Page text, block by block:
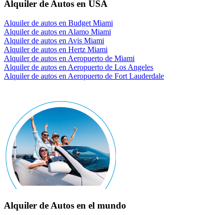
Alquiler de Autos en USA
Alquiler de autos en Budget Miami
Alquiler de autos en Alamo Miami
Alquiler de autos en Avis Miami
Alquiler de autos en Hertz Miami
Alquiler de autos en Aeropuerto de Miami
Alquiler de autos en Aeropuerto de Los Angeles
Alquiler de autos en Aeropuerto de Fort Lauderdale
Alquiler de Autos en el mundo